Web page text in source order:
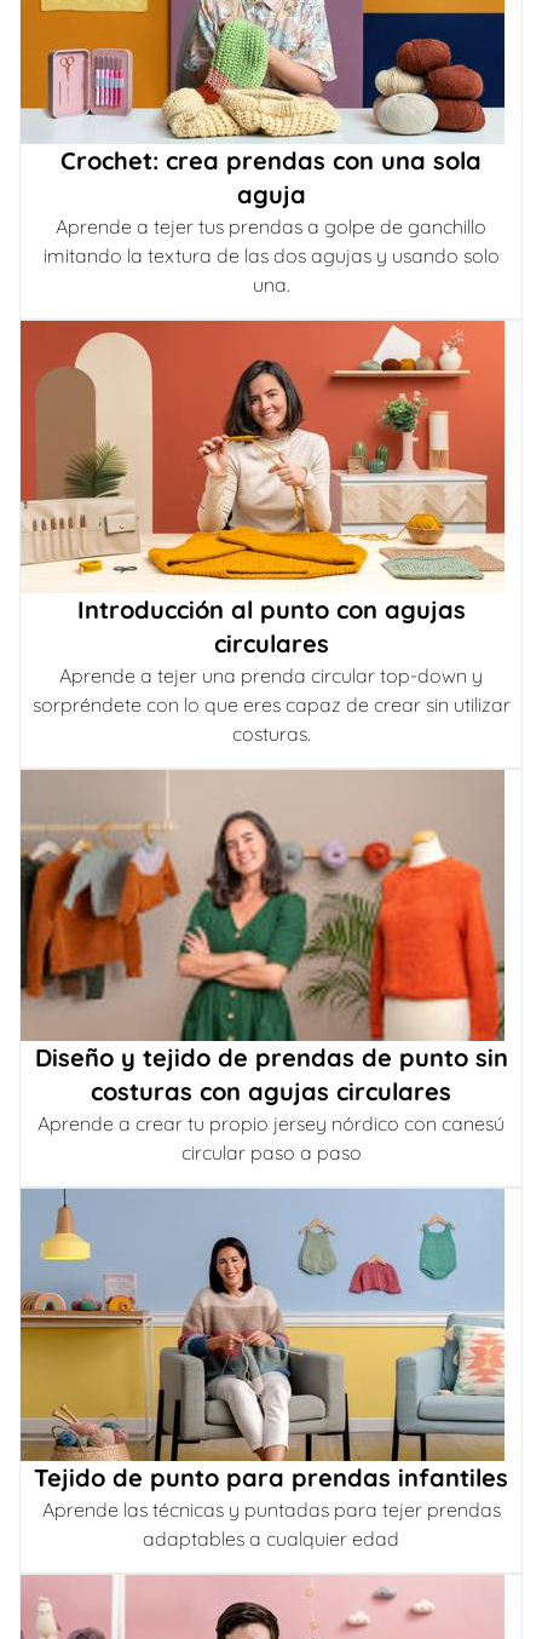
Crochet: crea prendas con una sola
aguja
Aprende a tejer tus prendas a golpe de ganchillo
imitando la textura de las dos agujas y usando solo
una.
Introducción al punto con agujas
circulares
Aprende a tejer una prenda circular top-down y
sorpréndete con lo que eres capaz de crear sin utilizar
costuras.
Diseño y tejido de prendas de punto sin
costuras con agujas circulares
Aprende a crear tu propio jersey nórdico con canesú
circular paso a paso
Tejido de punto para prendas infantiles
Aprende las técnicas y puntadas para tejer prendas
adaptables a cualquier edad